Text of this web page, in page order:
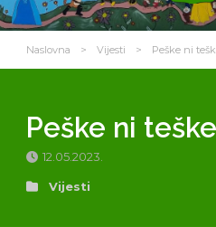
Naslovna > Vijesti > Peške ni
Peške ni teške
12.05.2023.
Vijesti